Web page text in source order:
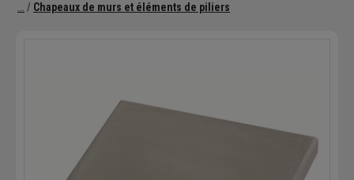
Chapeaux de murs et éléments de piliers